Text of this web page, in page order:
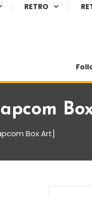
RETRO
Box Art]